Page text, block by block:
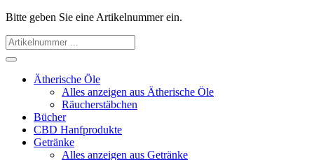
Bitte geben Sie eine Artikelnummer ein.
Ätherische Öle
Alles anzeigen aus Ätherische Öle
Räucherstäbchen
Bücher
CBD Hanfprodukte
Getränke
Alles anzeigen aus Getränke